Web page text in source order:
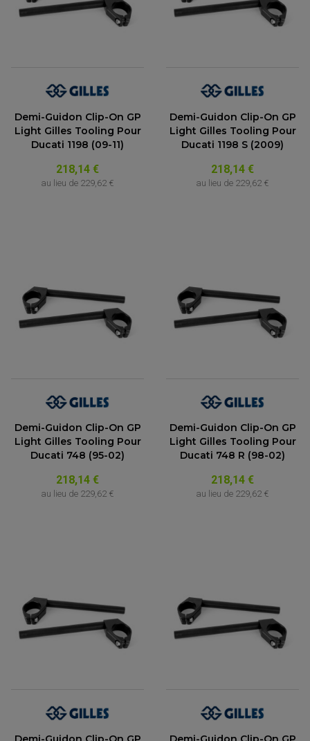
Demi-Guidon Clip-On GP
Light Gilles Tooling Pour
Ducati 1198 (09-11)
218,14 €
au lieu de 229,62 €
Demi-Guidon Clip-On GP
Light Gilles Tooling Pour
Ducati 1198 S (2009)
218,14 €
au lieu de 229,62 €
Demi-Guidon Clip-On GP
Light Gilles Tooling Pour
Ducati 748 (95-02)
218,14 €
au lieu de 229,62 €
Demi-Guidon Clip-On GP
Light Gilles Tooling Pour
Ducati 748 R (98-02)
218,14 €
au lieu de 229,62 €